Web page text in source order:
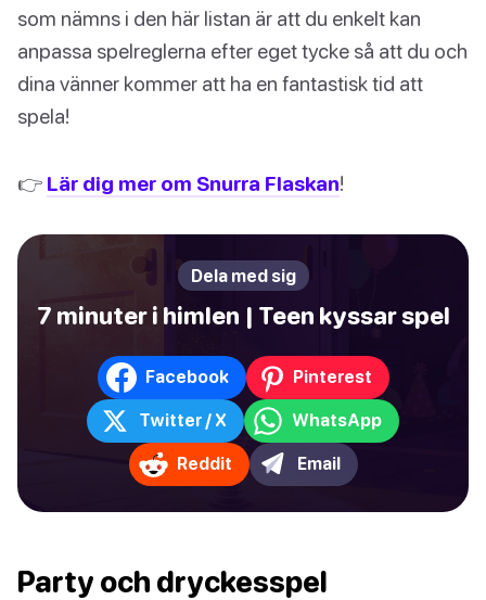
som nämns i den här listan är att du enkelt kan
anpassa spelreglerna efter eget tycke så att du och
dina vänner kommer att ha en fantastisk tid att
spela!
👉 Lär dig mer om Snurra Flaskan!
Dela med sig
7 minuter i himlen | Teen kyssar spel
Facebook Pinterest
Twitter / X WhatsApp
Reddit Email
Party och dryckesspel